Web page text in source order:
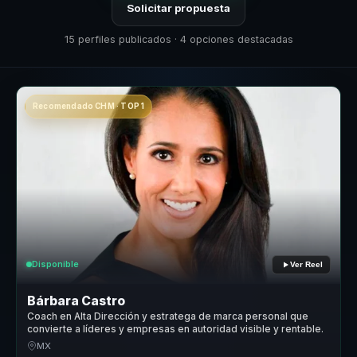
Solicitar propuesta
15 perfiles publicados · 4 opciones destacadas
Recomendado CHM · TOP 1
Disponible Ver Reel
Bárbara Castro
Coach en Alta Dirección y estratega de marca personal que
convierte a líderes y empresas en autoridad visible y rentable.
MX